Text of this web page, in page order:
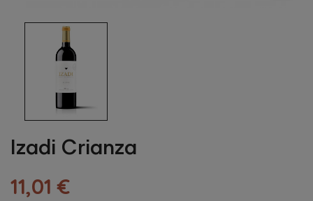
Izadi Crianza
11,01 €